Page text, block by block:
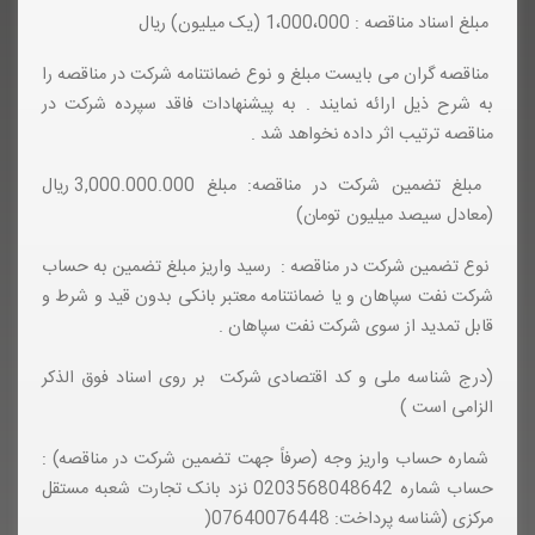
مبلغ اسناد مناقصه : 1،000،000 (یک میلیون) ریال
مناقصه گران می بایست مبلغ و نوع ضمانتنامه شرکت در مناقصه را
به شرح ذیل ارائه نمایند . به پیشنهادات فاقد سپرده شرکت در
مناقصه ترتیب اثر داده نخواهد شد .
مبلغ تضمین شرکت در مناقصه: مبلغ 3,000.000.000 ریال
(معادل سیصد میلیون تومان)
نوع تضمین شرکت در مناقصه : رسید واریز مبلغ تضمین به حساب
شرکت نفت سپاهان و یا ضمانتنامه معتبر بانکی بدون قید و شرط و
قابل تمدید از سوی شرکت نفت سپاهان .
(درج شناسه ملی و کد اقتصادی شرکت بر روی اسناد فوق الذکر
الزامی است )
شماره حساب واریز وجه (صرفاً جهت تضمین شرکت در مناقصه) :
حساب شماره 0203568048642 نزد بانک تجارت شعبه مستقل
مرکزی (شناسه پرداخت: 07640076448(